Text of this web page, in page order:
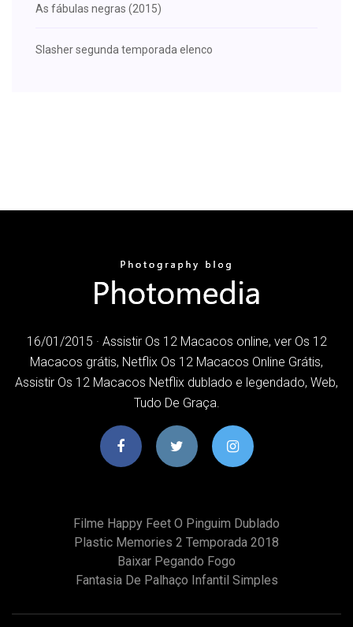
As fábulas negras (2015)
Slasher segunda temporada elenco
16/01/2015 · Assistir Os 12 Macacos online, ver Os 12
Macacos grátis, Netflix Os 12 Macacos Online Grátis,
Assistir Os 12 Macacos Netflix dublado e legendado, Web,
Tudo De Graça.
Filme Happy Feet O Pinguim Dublado
Plastic Memories 2 Temporada 2018
Baixar Pegando Fogo
Fantasia De Palhaço Infantil Simples